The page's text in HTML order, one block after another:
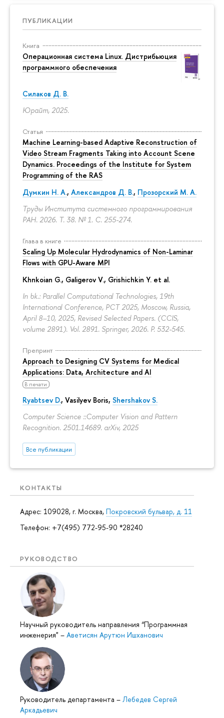
ПУБЛИКАЦИИ
Книга
Операционная система Linux. Дистрибьюция
программного обеспечения
Силаков Д. В.
Юрайт, 2025.
Статья
Machine Learning-based Adaptive Reconstruction of
Video Stream Fragments Taking into Account Scene
Dynamics. Proceedings of the Institute for System
Programming of the RAS
Думкин Н. А., Александров Д. В., Прозорский М. А.
Труды Института системного программирования
РАН. 2026. Т. 38. № 1. С. 255-274.
Глава в книге
Scaling Up Molecular Hydrodynamics of Non-Laminar
Flows with GPU-Aware MPI
Khnkoian G., Galigerov V., Grishichkin Y. et al.
In bk.: Parallel Computational Technologies, 19th
International Conference, PCT 2025, Moscow, Russia,
April 8–10, 2025, Revised Selected Papers. (CCIS,
volume 2891). Vol. 2891. Springer, 2026. P. 532-545.
Препринт
Approach to Designing CV Systems for Medical
Applications: Data, Architecture and AI
В печати
Ryabtsev D., Vasilyev Boris, Shershakov S.
Computer Science ::Computer Vision and Pattern
Recognition. 2501.14689. arXiv, 2025
Все публикации
КОНТАКТЫ
Адрес: 109028, г. Москва, Покровский бульвар, д. 11
Телефон: +7(495) 772-95-90 *28240
РУКОВОДСТВО
Научный руководитель направления “Программная
инженерия" – Аветисян Арутюн Ишханович
Руководитель департамента – Лебедев Сергей
Аркадьевич